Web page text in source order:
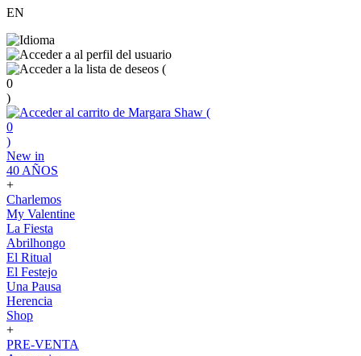
EN
(
0
)
(
0
)
New in
40 AÑOS
+
Charlemos
My Valentine
La Fiesta
Abrilhongo
El Ritual
El Festejo
Una Pausa
Herencia
Shop
+
PRE-VENTA